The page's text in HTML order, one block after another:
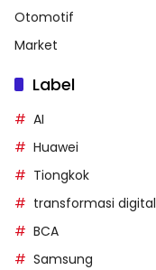
Otomotif
Market
Label
AI
Huawei
Tiongkok
transformasi digital
BCA
Samsung